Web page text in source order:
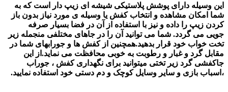
این وسیله دارای پوشش پلاستیکی شیشه ای زیپ دار است که به
شما امکان مشاهده و انتخاب کفش یا وسیله ی مورد نیاز بدون باز
کردن زیپ را داده و نیز با استفاده از آن در فضا بسیار صرفه
جویی می گردد. شما می توانید آن را در جاهای مختلفی منجمله زیر
تخت خواب خود قرار بدهید.همچنین از کفش ها و جورابهای شما در
مقابل گرد و غبار و رطوبت به خوبی محافظت می نماید.از این
جاکفشی گرد زیر تختی میتوانید برای نگهداری کفش ، جوراب
،اسباب بازی و سایر وسایل کوچک و دم دستی خود استفاده نمایید.